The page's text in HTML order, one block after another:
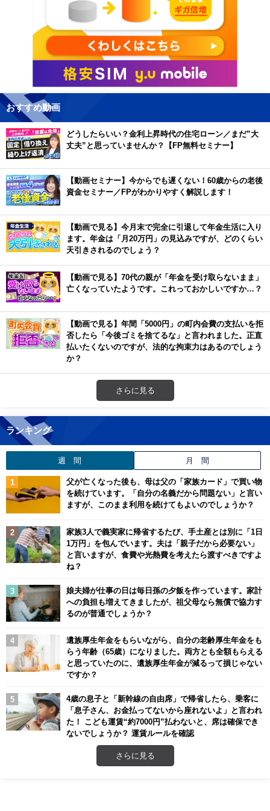
おすすめ動画
どうしたらいい？金利上昇時代の住宅ローン／まだ”大
丈夫”と思っていませんか？【FP無料セミナー】
【動画セミナー】今からでも遅くない！60歳からの老後
資金セミナー／FPがわかりやすく解説します！
【動画で見る】今月末で完全に引退して年金生活に入り
ます。年金は「月20万円」の見込みですが、どのくらい
天引きされるのでしょう？
【動画で見る】70代の親が「年金を受け取らないまま」
亡くなっていたようです。これっておかしいですか…？
【動画で見る】年間「5000円」の町内会費の支払いを拒
否したら「今後ゴミを捨てるな」と言われました。正直
払いたくないのですが、法的な拘束力はあるのでしょう
か？
さらに見る
ランキング
週 間 月 間
父が亡くなった後も、母は父の「家族カード」で買い物
を続けています。「自分の名義だから問題ない」と言い
ますが、このまま利用を続けてもよいのでしょうか？
家族3人で義実家に帰省するたび、手土産とは別に「1日
1万円」を包んでいます。夫は「親子だから必要ない」
と言いますが、食費や光熱費を考えたら渡すべきですよ
ね？
娘夫婦が仕事の日は毎日孫の夕飯を作っています。家計
への負担も増えてきましたが、祖父母なら無償で協力す
るのが普通でしょうか？
遺族厚生年金をもらいながら、自分の老齢厚生年金をも
らう年齢（65歳）になりました。両方とも全額もらえる
と思っていたのに、遺族厚生年金が減るって損じゃない
ですか？
4歳の息子と「新幹線の自由席」で帰省したら、乗客に
「息子さん、お金払ってないから座れないよ」と言われ
た！ こども運賃“約7000円”払わないと、席は確保でき
ないでしょうか？ 運賃ルールを確認
さらに見る